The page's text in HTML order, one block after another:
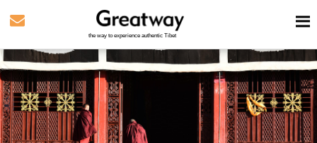
the way to experience authentic Tibet